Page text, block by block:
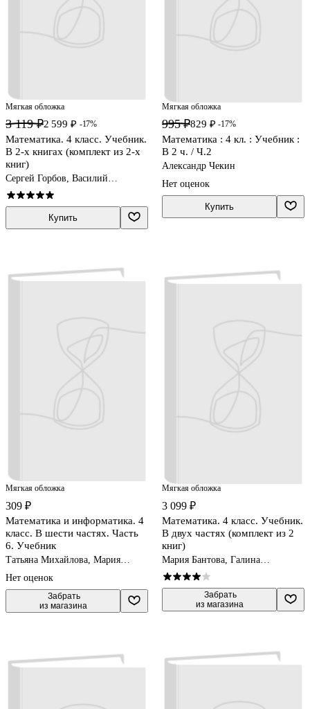
Мягкая обложка
3 119 ₽2 599 ₽ -17%
Математика. 4 класс. Учебник.
В 2-х книгах (комплект из 2-х
книг)
Сергей Горбов, Василий
Давыдов, Генриетта Микулина
Купить
Мягкая обложка
995 ₽829 ₽ -17%
Математика : 4 кл. : Учебник :
В 2 ч. / Ч.2
Александр Чекин
Нет оценок
Купить
Мягкая обложка
309 ₽
Математика и информатика. 4
класс. В шести частях. Часть
6. Учебник
Татьяна Михайлова, Мария
Посицельский, Татьяна Рудченко,
Наталия Сопрунова
Нет оценок
Забрать
из магазина
Мягкая обложка
3 099 ₽
Математика. 4 класс. Учебник.
В двух частях (комплект из 2
книг)
Мария Бантова, Галина
Бельтюкова, Мария Моро
Забрать
из магазина